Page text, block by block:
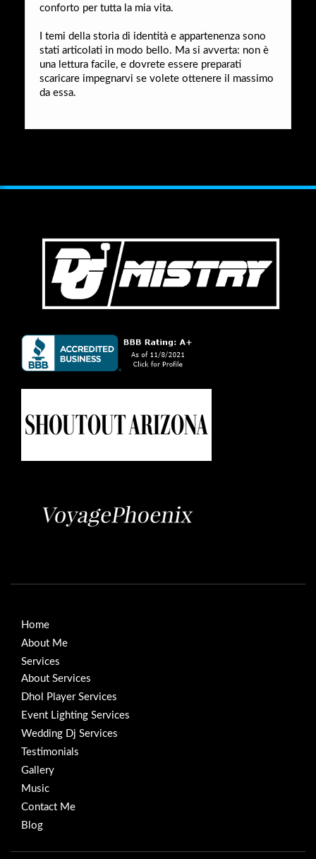
conforto per tutta la mia vita.
I temi della storia di identità e appartenenza sono
stati articolati in modo bello. Ma si avverta: non è
una lettura facile, e dovrete essere preparati
scaricare impegnarvi se volete ottenere il massimo
da essa.
Home
About Me
Services
About Services
Dhol Player Services
Event Lighting Services
Wedding Dj Services
Testimonials
Gallery
Music
Contact Me
Blog